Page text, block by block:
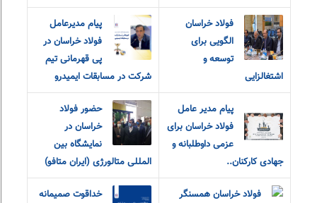
فولاد خراسان
الگویی برای
توسعه و
اشتغالزایی
پیام مدیرعامل
فولاد خراسان در
پی قهرمانی تیم
شرکت در مسابقات ایمیدرو
پیام مدیر عامل
فولاد خراسان برای
عزمی داوطلبانه و
جهادی کارکنان..
حضور فولاد
خراسان در
نمایشگاه بین
المللی متالورژی (ایران متافو)
فولاد خراسان همسنگر
خداقوت صمیمانه